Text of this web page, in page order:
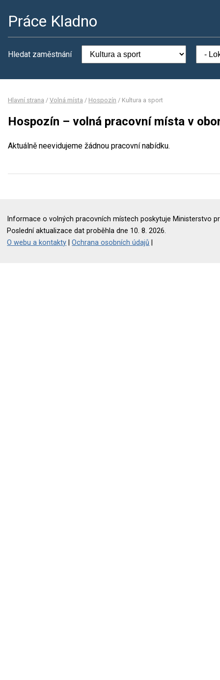
Práce Kladno
Hledat zaměstnání
Hlavní strana / Volná místa / Hospozín / Kultura a sport
Hospozín – volná pracovní místa v
Aktuálně neevidujeme žádnou pracovní nabídku.
Informace o volných pracovních místech poskytuje Ministerstvo
Poslední aktualizace dat proběhla dne 10. 8. 2026.
O webu a kontakty |Ochrana osobních údajů